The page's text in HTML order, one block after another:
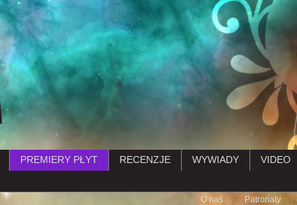
Przejdź do treści
PREMIERY PŁYT RECENZJE WYWIADY
VIDEO
Submenu
O nas Patronaty